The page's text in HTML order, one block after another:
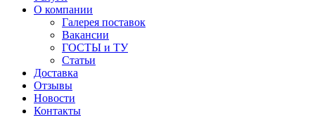
О компании
Галерея поставок
Вакансии
ГОСТЫ и ТУ
Статьи
Доставка
Отзывы
Новости
Контакты